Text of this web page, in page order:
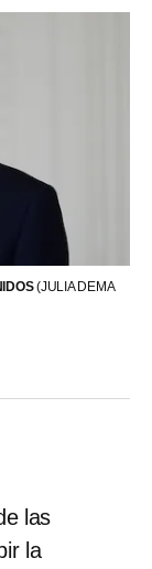
(JULIA DEMA
las
la